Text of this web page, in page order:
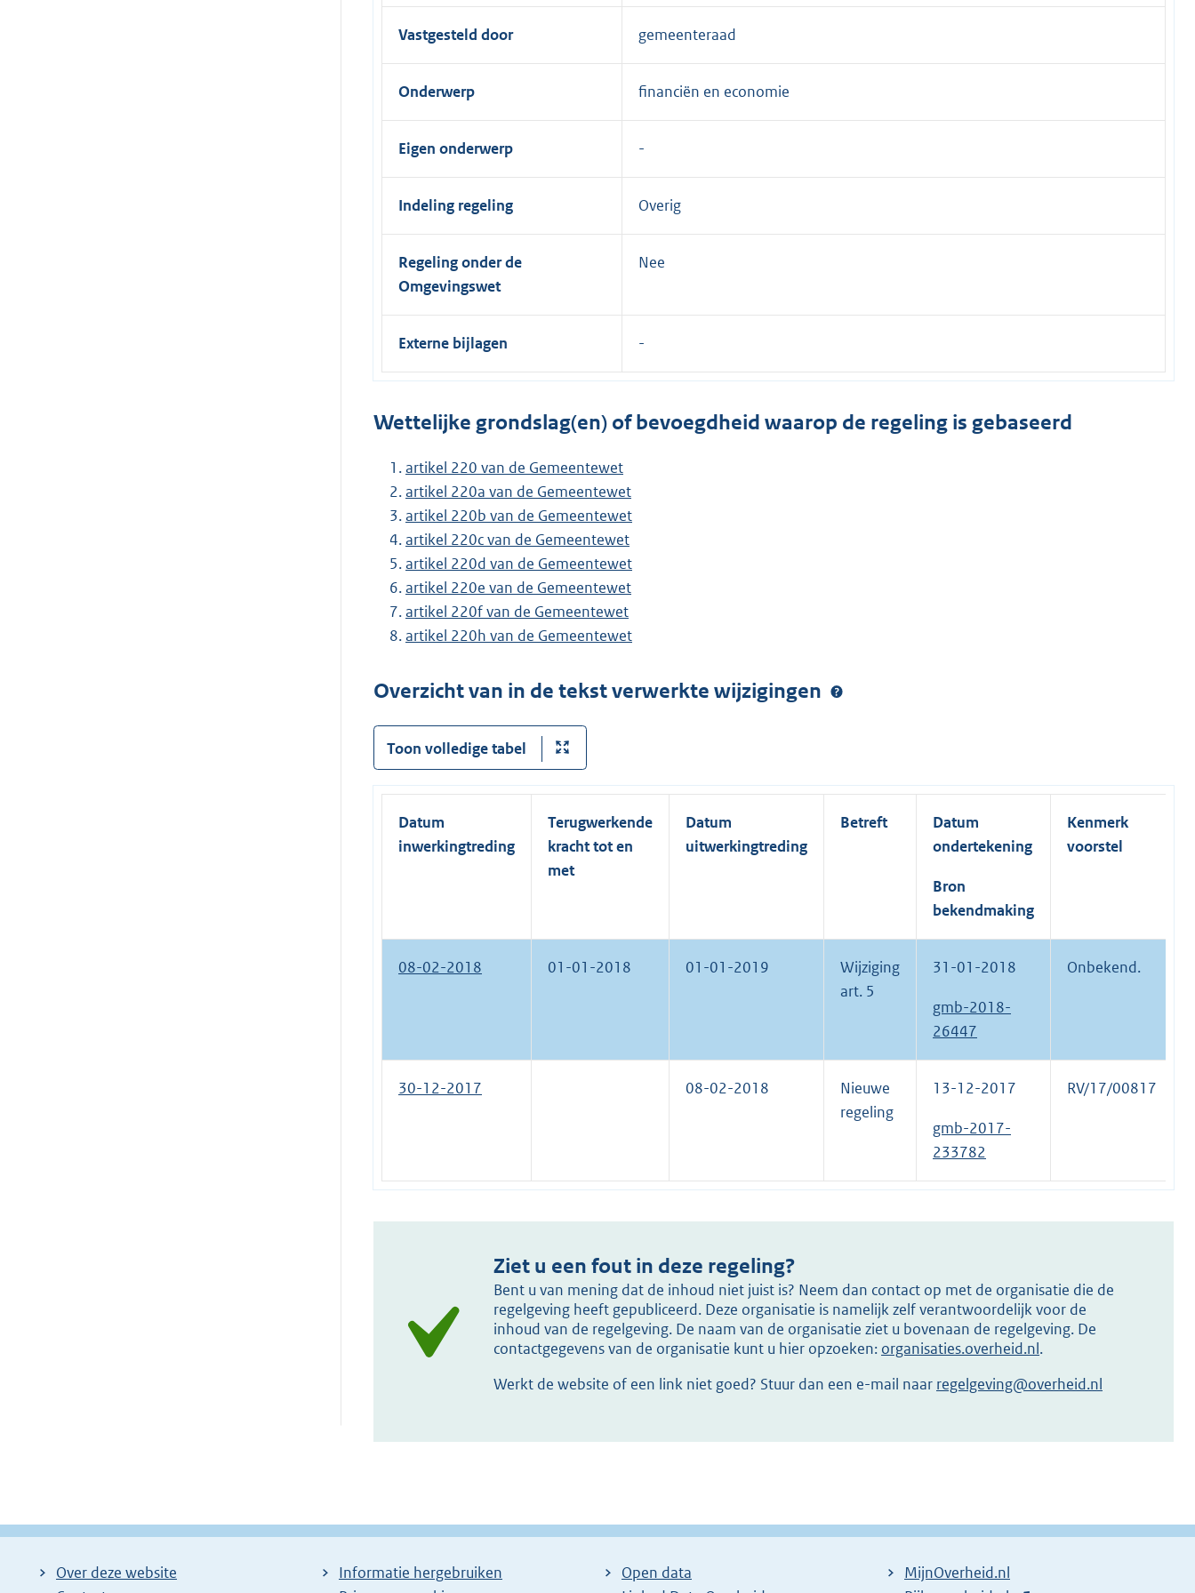
Vastgesteld door gemeenteraad
Onderwerp financiën en economie
Eigen onderwerp
Indeling regeling Overig
Regeling onder de
Omgevingswet
Nee
Externe bijlagen
Wettelijke grondslag(en) of bevoegdheid waarop de regeling is gebaseerd
artikel 220 van de Gemeentewet
artikel 220a van de Gemeentewet
artikel 220b van de Gemeentewet
artikel 220c van de Gemeentewet
artikel 220d van de Gemeentewet
artikel 220e van de Gemeentewet
artikel 220f van de Gemeentewet
artikel 220h van de Gemeentewet
Overzicht van in de tekst verwerkte wijzigingen
Toon volledige tabel
Datum
inwerkingtreding
Terugwerkende
kracht tot en
met
Datum
uitwerkingtreding
Betreft
Datum
ondertekening
Bron
bekendmaking
Kenmerk
voorstel
08-02-2018 01-01-2018 01-01-2019
Wijziging
art. 5
31-01-2018
gmb-2018-
26447
Onbekend.
30-12-2017 08-02-2018
Nieuwe
regeling
13-12-2017
gmb-2017-
233782
RV/17/00817
Ziet u een fout in deze regeling?
Bent u van mening dat de inhoud niet juist is? Neem dan contact op met de organisatie die de
regelgeving heeft gepubliceerd. Deze organisatie is namelijk zelf verantwoordelijk voor de
inhoud van de regelgeving. De naam van de organisatie ziet u bovenaan de regelgeving. De
contactgegevens van de organisatie kunt u hier opzoeken: organisaties.overheid.nl.
Werkt de website of een link niet goed? Stuur dan een e-mail naar regelgeving@overheid.nl
Over deze website
Informatie hergebruiken
Open data
MijnOverheid.nl